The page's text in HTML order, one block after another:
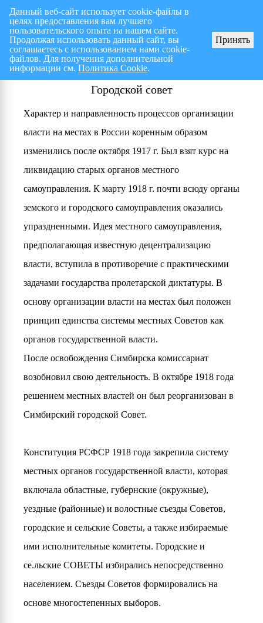
Перспективный план работ на I полугодие 2026 г.
Городской совет
Характер и направленность процессов организации
власти на местах в России коренным образом
изменились после октября 1917 г. Был взят курс на
ликвидацию старых органов местного
самоуправления. К марту 1918 г. почти всюду органы
земского и городского самоуправления оказались
упраздненными. Идея местного самоуправления,
предполагающая известную децентрализацию
власти, вступила в противоречие с практическими
задачами государства пролетарской диктатуры. В
основу организации власти на местах был положен
принцип единства системы местных Советов как
органов государственной власти.
После освобождения Симбирска комиссариат
возобновил свою деятельность. В октябре 1918 года
решением местных властей он был реорганизован в
Симбирский городской Совет.
Конституция РСФСР 1918 года закрепила систему
местных органов государственной власти, которая
включала областные, губернские (окружные),
уездные (районные) и волостные съезды Советов,
городские и сельские Советы, а также избираемые
ими исполнительные комитеты. Городские и
се.льские СОВЕТЫ избирались непосредственно
населением. Съезды Советов формировались на
основе многостепенных выборов.
Данный веб-сайт использует cookie-файлы в
целях предоставления вам лучшего
пользовательского опыта на нашем сайте.
Продолжая использовать данный сайт, вы
соглашаетесь с использованием нами cookie-
файлов. Для получения дополнительной
информации см.Политика Cookie.
Принять